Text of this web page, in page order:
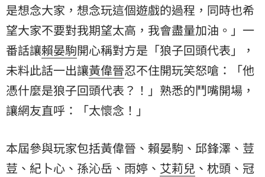
是想念大家，想念玩這個遊戲的過程，同時也希
望大家不要對我期望太高，我會盡量加油。」一
番話讓賴晏駒開心稱對方是「狼子回頭代表」，
未料此話一出讓黃偉晉忍不住開玩笑怒嗆：「他
憑什麼是狼子回頭代表？！」熟悉的鬥嘴開場，
讓網友直呼：「太懷念！」
本屆參與玩家包括黃偉晉、賴晏駒、邱鋒澤、 荳
荳 、紀卜心、孫沁岳、雨婷、 艾莉兒 、枕頭、冠